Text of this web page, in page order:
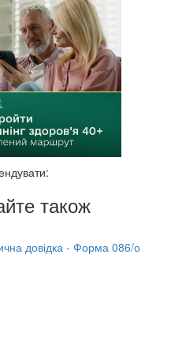
також
довідка - Форма 086/о